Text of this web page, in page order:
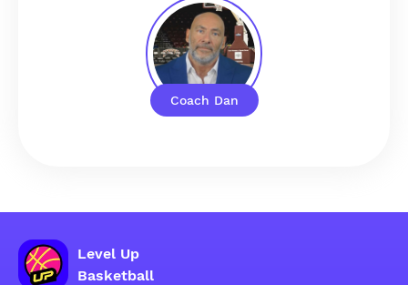
Coach Dan
Level Up
Basketball